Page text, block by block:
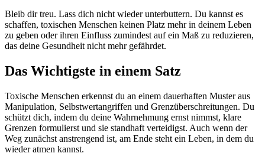
Bleib dir treu. Lass dich nicht wieder unterbuttern. Du kannst es
schaffen, toxischen Menschen keinen Platz mehr in deinem Leben
zu geben oder ihren Einfluss zumindest auf ein Maß zu reduzieren,
das deine Gesundheit nicht mehr gefährdet.
Das Wichtigste in einem Satz
Toxische Menschen erkennst du an einem dauerhaften Muster aus
Manipulation, Selbstwertangriffen und Grenzüberschreitungen. Du
schützt dich, indem du deine Wahrnehmung ernst nimmst, klare
Grenzen formulierst und sie standhaft verteidigst. Auch wenn der
Weg zunächst anstrengend ist, am Ende steht ein Leben, in dem du
wieder atmen kannst.